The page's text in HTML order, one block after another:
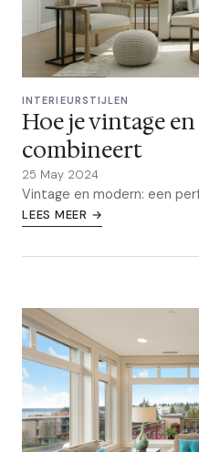
INTERIEURSTIJLEN
Hoe je vintage
combineert
25 May 2024
Vintage en modern: een
LEES MEER →